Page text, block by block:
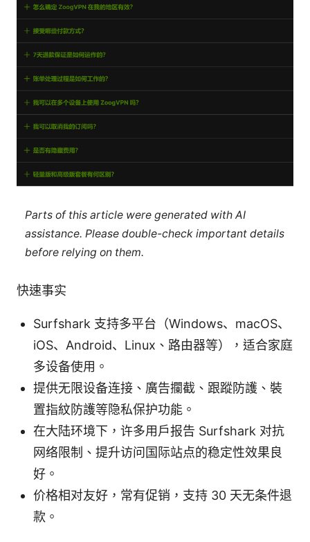
Parts of this article were generated with AI
assistance. Please double-check important details
before relying on them.
快速事实
Surfshark 支持多平台（Windows、macOS、
iOS、Android、Linux、路由器等），适合家庭
多设备使用。
提供无限设备连接、廣告攔截、跟蹤防護、裝
置指紋防護等隐私保护功能。
在大陆环境下，许多用户报告 Surfshark 对抗
网络限制、提升访问国际站点的稳定性效果良
好。
价格相对友好，常有促销，支持 30 天无条件退
款。